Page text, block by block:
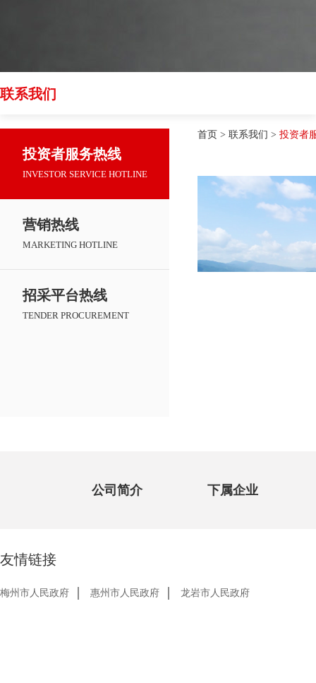
联系我们
投资者服务热线
INVESTOR SERVICE HOTLINE
营销热线
MARKETING HOTLINE
招采平台热线
TENDER PROCUREMENT
首页 > 联系我们 > 投资者
公司简介 下属企业
友情链接
梅州市人民政府 惠州市人民政府 龙岩市人民政府